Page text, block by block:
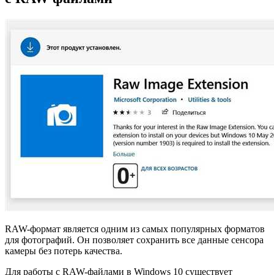
RAW-формат является одним из самых популярных форматов
для фотографий. Он позволяет сохранить все данные сенсора
камеры без потерь качества.
Для работы с RAW-файлами в Windows 10 существует